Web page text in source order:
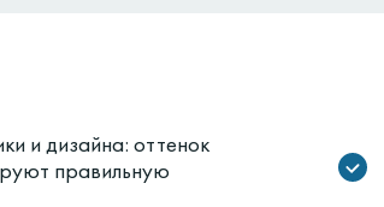
и дизайна: оттенок
правильную